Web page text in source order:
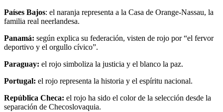
Países Bajos: el naranja representa a la Casa de Orange-Nassau, la
familia real neerlandesa.
Panamá: según explica su federación, visten de rojo por “el fervor
deportivo y el orgullo cívico”.
Paraguay: el rojo simboliza la justicia y el blanco la paz.
Portugal: el rojo representa la historia y el espíritu nacional.
República Checa: el rojo ha sido el color de la selección desde la
separación de Checoslovaquia.